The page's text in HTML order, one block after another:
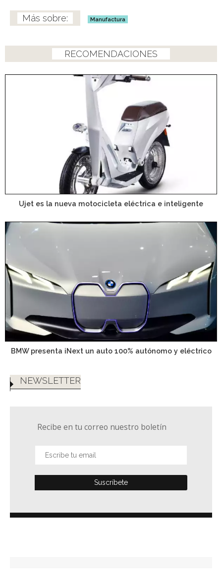
Manufactura
RECOMENDACIONES
Ujet es la nueva motocicleta eléctrica e inteligente
BMW presenta iNext un auto 100% autónomo y eléctrico
NEWSLETTER
Recibe en tu correo nuestro boletín